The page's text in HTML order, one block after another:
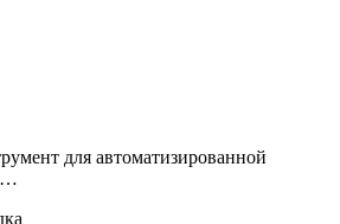
для автоматизированной